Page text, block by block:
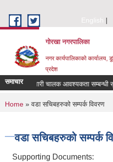
English
गोरखा नगरपालिका
नगर कार्यपालिकाको कार्यालय,
प्रदेश
समाचार सवारी चालक आवश्यकता सम्बन्धी
You are here
Home » वडा सचिबहरुको सम्पर्क विवरण
वडा सचिबहरुको सम्पर्क
Supporting Documents: